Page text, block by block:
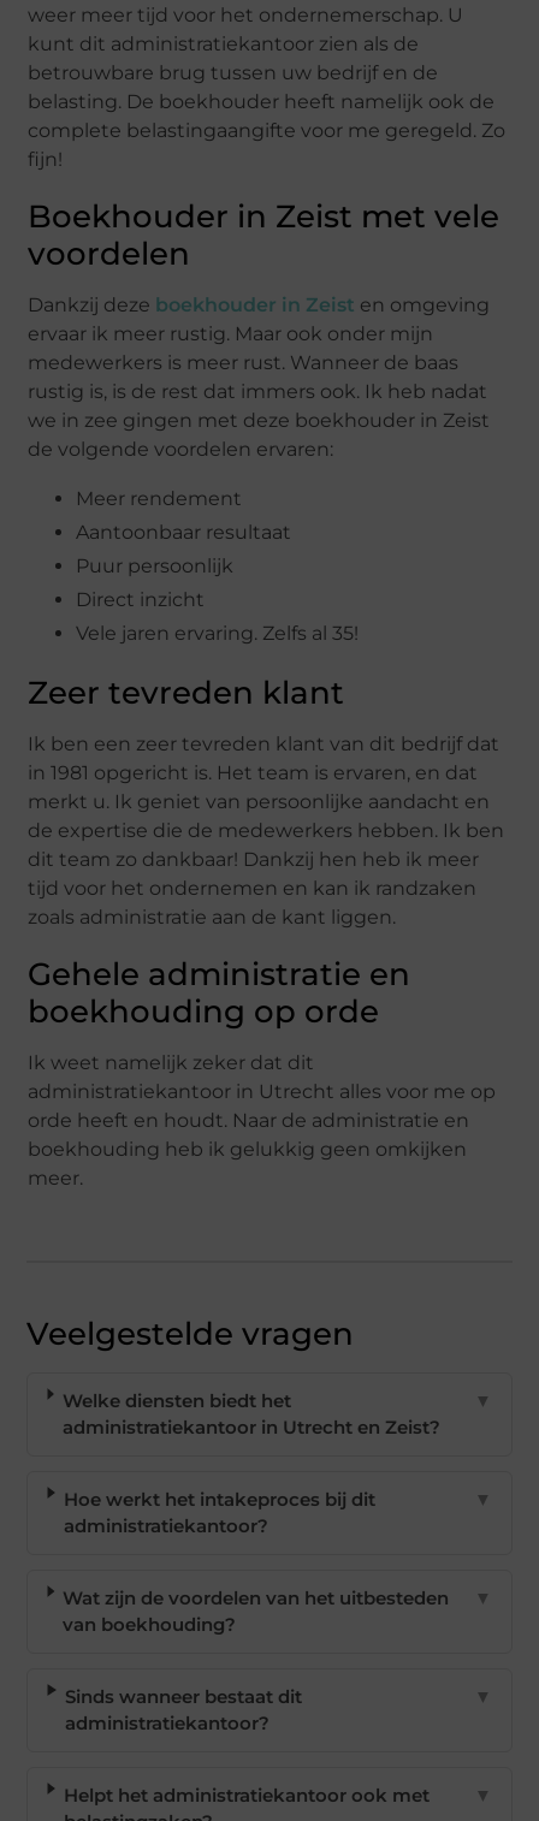
weer meer tijd voor het ondernemerschap. U
kunt dit administratiekantoor zien als de
betrouwbare brug tussen uw bedrijf en de
belasting. De boekhouder heeft namelijk ook de
complete belastingaangifte voor me geregeld. Zo
fijn!
Boekhouder in Zeist met vele
voordelen
Dankzij deze boekhouder in Zeist en omgeving
ervaar ik meer rustig. Maar ook onder mijn
medewerkers is meer rust. Wanneer de baas
rustig is, is de rest dat immers ook. Ik heb nadat
we in zee gingen met deze boekhouder in Zeist
de volgende voordelen ervaren:
Meer rendement
Aantoonbaar resultaat
Puur persoonlijk
Direct inzicht
Vele jaren ervaring. Zelfs al 35!
Zeer tevreden klant
Ik ben een zeer tevreden klant van dit bedrijf dat
in 1981 opgericht is. Het team is ervaren, en dat
merkt u. Ik geniet van persoonlijke aandacht en
de expertise die de medewerkers hebben. Ik ben
dit team zo dankbaar! Dankzij hen heb ik meer
tijd voor het ondernemen en kan ik randzaken
zoals administratie aan de kant liggen.
Gehele administratie en
boekhouding op orde
Ik weet namelijk zeker dat dit
administratiekantoor in Utrecht alles voor me op
orde heeft en houdt. Naar de administratie en
boekhouding heb ik gelukkig geen omkijken
meer.
Veelgestelde vragen
Welke diensten biedt het
administratiekantoor in Utrecht en Zeist?
▼
Hoe werkt het intakeproces bij dit
administratiekantoor?
▼
Wat zijn de voordelen van het uitbesteden
van boekhouding?
▼
Sinds wanneer bestaat dit
administratiekantoor?
▼
Helpt het administratiekantoor ook met
▼